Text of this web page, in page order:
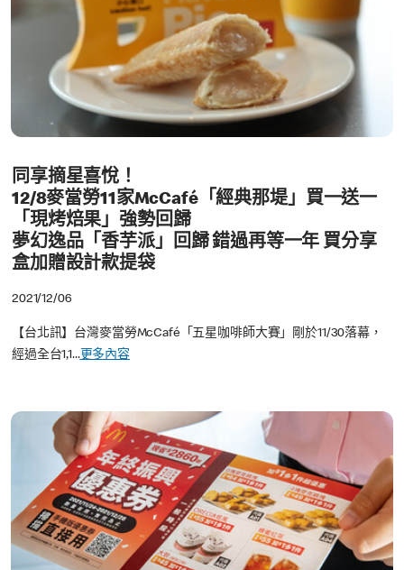
同享摘星喜悅！
12/8麥當勞11家McCafé「經典那堤」買一送一
「現烤焙果」強勢回歸
夢幻逸品「香芋派」回歸 錯過再等一年 買分享
盒加贈設計款提袋
2021/12/06
【台北訊】 台灣麥當勞McCafé「五星咖啡師大賽」剛於11/30落幕，
經過全台1,1...更多內容